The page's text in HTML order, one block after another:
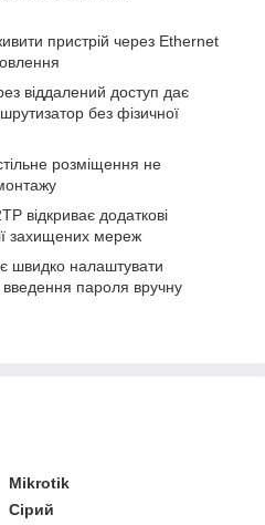
пристрій через Ethernet
віддалений доступ дає
без фізичної
розміщення не
відкриває додаткові
захищених мереж
швидко налаштувати
введення пароля вручну
Mikrotik
Сірий